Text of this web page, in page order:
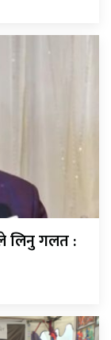
लिनु गलत :